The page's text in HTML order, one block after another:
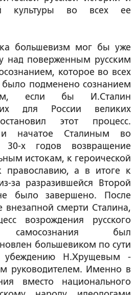
культуры во всех ее
большевизм мог бы уже
над поверженным русским
которое во всех
было подменено сознанием
если бы И.Сталин
для России великих
этот процесс.
и начатое Сталиным во
30-х годов возвращение
истокам, к героической
православию, а в итоге к
за разразившейся Второй
было завершено. После
внезапной смерти Сталина,
возрождения русского
самосознания был
большевиком по сути
убеждению Н.Хрущевым -
руководителем. Именно в
вместо национального